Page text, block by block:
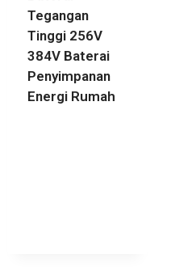
Tegangan
Tinggi 256V
384V Baterai
Penyimpanan
Energi Rumah